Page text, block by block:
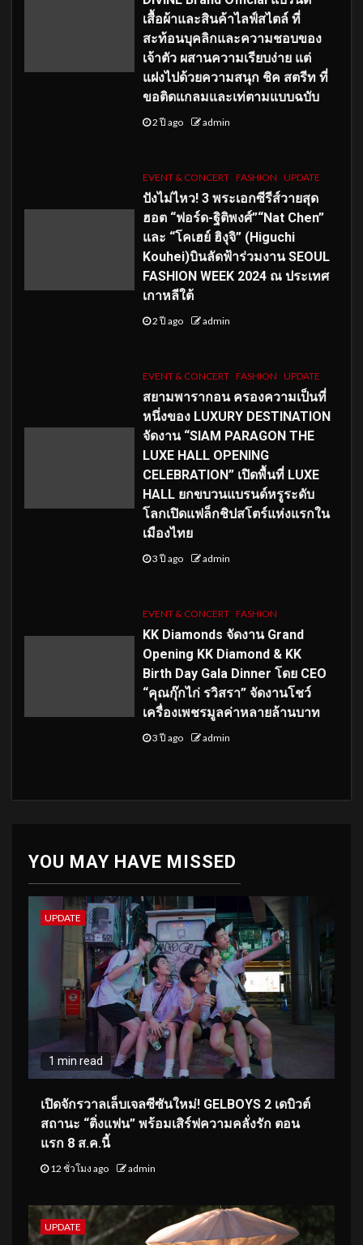
เสื้อผ้าและสินค้าไลฟ์สไตล์ ที่
สะท้อนบุคลิกและความชอบของ
เจ้าตัว ผสานความเรียบง่าย แต่
แฝงไปด้วยความสนุก ชิค สตรีท ที่
ขอติดแกลมและเท่ตามแบบฉบับ
2 ปี ago admin
EVENT & CONCERT FASHION UPDATE
ปังไม่ไหว! 3 พระเอกซีรีส์วายสุด
ฮอต “ฟอร์ด-ฐิติพงศ์”“Nat Chen”
และ “โคเฮย์ ฮิงุจิ” (Higuchi
Kouhei)บินลัดฟ้าร่วมงาน SEOUL
FASHION WEEK 2024 ณ ประเทศ
เกาหลีใต้
2 ปี ago admin
EVENT & CONCERT FASHION UPDATE
สยามพารากอน ครองความเป็นที่
หนึ่งของ LUXURY DESTINATION
จัดงาน “SIAM PARAGON THE
LUXE HALL OPENING
CELEBRATION” เปิดพื้นที่ LUXE
HALL ยกขบวนแบรนด์หรูระดับ
โลกเปิดแฟล็กชิปสโตร์แห่งแรกใน
เมืองไทย
3 ปี ago admin
EVENT & CONCERT FASHION
KK Diamonds จัดงาน Grand
Opening KK Diamond & KK
Birth Day Gala Dinner โดย CEO
“คุณกุ๊กไก่ รวิสรา” จัดงานโชว์
เครื่องเพชรมูลค่าหลายล้านบาท
3 ปี ago admin
YOU MAY HAVE MISSED
UPDATE
1 min read
เปิดจักรวาลเล็บเจลซีซันใหม่! GELBOYS 2 เดบิวต์
สถานะ “ติ่งแฟน” พร้อมเสิร์ฟความคลั่งรัก ตอน
แรก 8 ส.ค.นี้
12 ชั่วโมง ago admin
UPDATE